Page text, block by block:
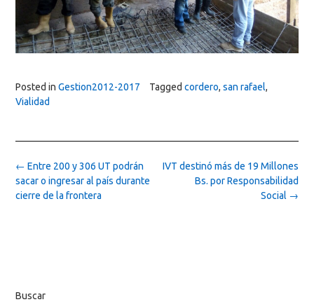
Posted in Gestion2012-2017 Tagged cordero, san rafael,
Vialidad
Post
navigation
IVT destinó más de 19 Millones
Bs. por Responsabilidad
Social →
← Entre 200 y 306 UT podrán
sacar o ingresar al país durante
cierre de la frontera
Buscar